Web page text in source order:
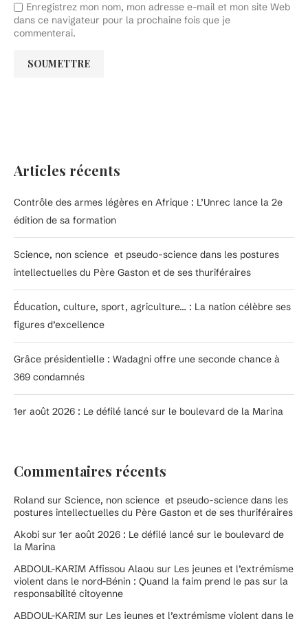
Enregistrez mon nom, mon adresse e-mail et mon site Web
dans ce navigateur pour la prochaine fois que je
commenterai.
Articles récents
Contrôle des armes légères en Afrique : L’Unrec lance la 2e
édition de sa formation
Science, non science et pseudo-science dans les postures
intellectuelles du Père Gaston et de ses thuriféraires
Éducation, culture, sport, agriculture… : La nation célèbre ses
figures d’excellence
Grâce présidentielle : Wadagni offre une seconde chance à
369 condamnés
1er août 2026 : Le défilé lancé sur le boulevard de la Marina
Commentaires récents
Roland sur Science, non science et pseudo-science dans les
postures intellectuelles du Père Gaston et de ses thuriféraires
Akobi sur 1er août 2026 : Le défilé lancé sur le boulevard de
la Marina
ABDOUL-KARIM Affissou Alaou sur Les jeunes et l’extrémisme
violent dans le nord-Bénin : Quand la faim prend le pas sur la
responsabilité citoyenne
ABDOUL-KARIM sur Les jeunes et l’extrémisme violent dans le